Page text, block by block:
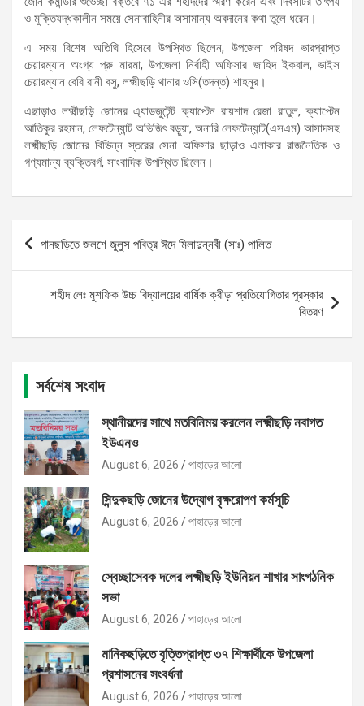
ও মুক্তিযদ্ধকালীন সময়ে সেনাবাহিনীর অসামান্য অবদানের কথা তুলে ধরেন।
এ সময় বিশেষ অতিথি হিসেবে উপস্থিত ছিলেন, উপজেলা পরিষদ ভারপ্রাপ্ত
চেয়ারম্যান অংগ্য প্রু মারমা, উপজেলা নির্বাহী অফিসার জাহিদ ইকবাল, ভাইস
চেয়ারম্যান বেবি রানী বসু, লক্ষ্মীছড়ি থানার ওসি(তদন্ত) শাহনুর।
এছাড়াও লক্ষ্মীছড়ি জোনের এ্যাডজুটেন্ট ক্যাপ্টেন রায়শাদ রেজা রাতুল, ক্যাপ্টেন
আতিকুর রহমান, লেফটেন্যান্ট অভিজিৎ বড়ুয়া, অনারি লেফটেন্যান্ট(এসএম) আসাদসহ
লক্ষ্মীছড়ি জোনের বিভিন্ন স্তরের সেনা অফিসার ছাড়াও এলাকার রাজনৈতিক ও
গণ্যমান্য ব্যক্তিবর্গ, সাংবাদিক উপস্থিত ছিলেন।
Post
navigation
পানছড়িতে জলশে জুলুস পবিত্র ঈদে মিলাদুন্নবী (সাঃ) পালিত
শহীদ লেঃ মুশফিক উচ্চ বিদ্যালয়ের বার্ষিক ক্রীড়া প্রতিযোগিতার পুরস্কার
বিতরণ
সর্বশেষ সংবাদ
স্থানীয়দের সাথে মতবিনিময় করলেন লক্ষ্মীছড়ি নবাগত
ইউএনও
August 6, 2026 পাহাড়ের আলো
সিন্দুকছড়ি জোনের উদ্যোগ বৃক্ষরোপণ কর্মসূচি
August 6, 2026 পাহাড়ের আলো
স্বেচ্ছাসেবক দলের লক্ষ্মীছড়ি ইউনিয়ন শাখার সাংগঠনিক
সভা
August 6, 2026 পাহাড়ের আলো
মানিকছড়িতে বৃত্তিপ্রাপ্ত ৩৭ শিক্ষার্থীকে উপজেলা
প্রশাসনের সংবর্ধনা
August 6, 2026 পাহাড়ের আলো